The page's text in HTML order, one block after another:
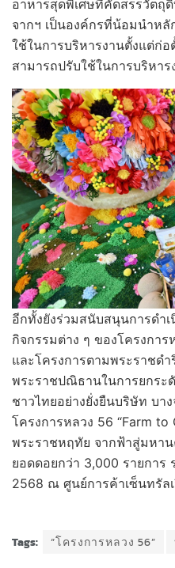
อาหารสุดพิเศษที่คัดสรรวัตถุ
จากฯ เป็นองค์กรที่น้อมนำหลั
ใช้ในการบริหารงานตั้งแต่ก่
สามารถปรับใช้ในการบริหา
อีกทั้งยังร่วมสนับสนุนการดำ
กิจกรรมต่าง ๆ ของโครงกา
และโครงการตามพระราชด
พระราชปณิธานในการยกร
ชาวไทยอย่างยั่งยืนบริษัท บา
โครงการหลวง 56 “Farm
พระราชหฤทัย จากฟ้าสู่มหา
ยอดดอยกว่า 3,000 รายการ
2568 ณ ศูนย์การค้าเซ็นทรัล
Tags: “โครงการหลวง 56”